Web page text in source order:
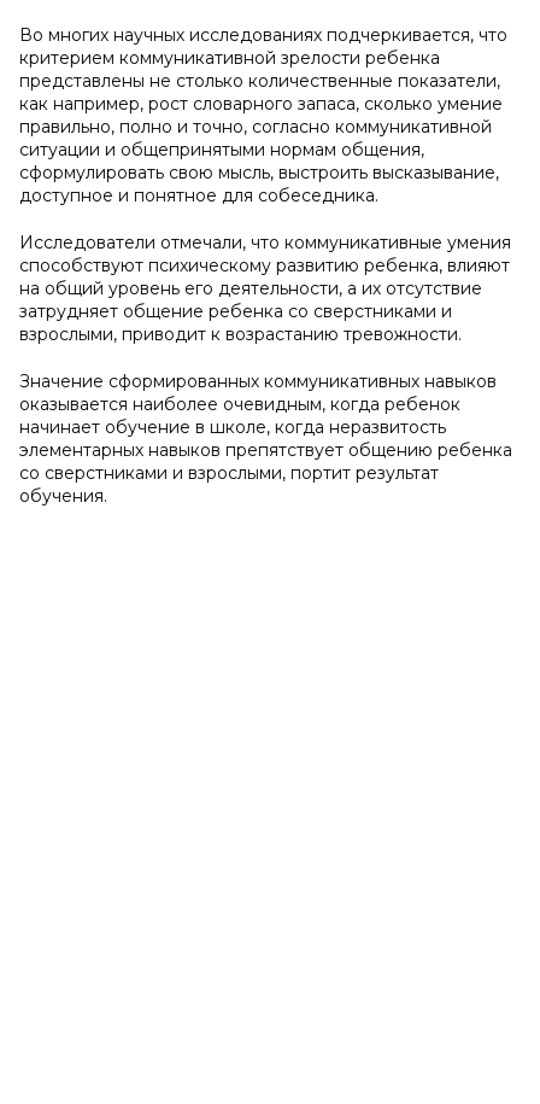
Во многих научных исследованиях подчеркивается, что
критерием коммуникативной зрелости ребенка
представлены не столько количественные показатели,
как например, рост словарного запаса, сколько умение
правильно, полно и точно, согласно коммуникативной
ситуации и общепринятыми нормам общения,
сформулировать свою мысль, выстроить высказывание,
доступное и понятное для собеседника.
Исследователи отмечали, что коммуникативные умения
способствуют психическому развитию ребенка, влияют
на общий уровень его деятельности, а их отсутствие
затрудняет общение ребенка со сверстниками и
взрослыми, приводит к возрастанию тревожности.
Значение сформированных коммуникативных навыков
оказывается наиболее очевидным, когда ребенок
начинает обучение в школе, когда неразвитость
элементарных навыков препятствует общению ребенка
со сверстниками и взрослыми, портит результат
обучения.